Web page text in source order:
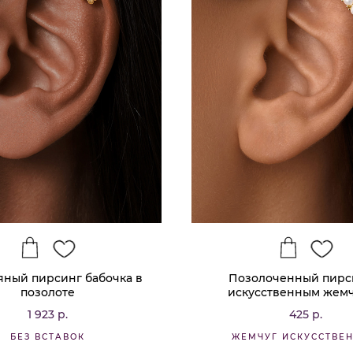
пирсинг бабочка в
позолоте
1 923 р.
БЕЗ ВСТАВОК
Позолоченный
искусственным
425 р.
ЖЕМЧУГ